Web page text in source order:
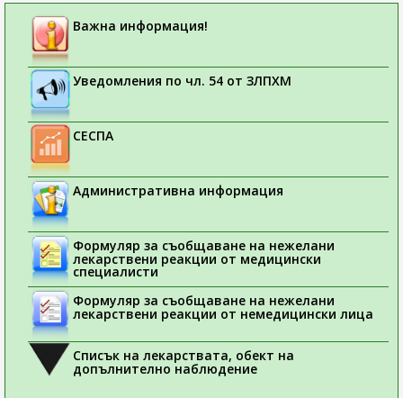
Важна информация!
Уведомления по чл. 54 от ЗЛПХМ
СЕСПА
Административна информация
Формуляр за съобщаване на нежелани
лекарствени реакции от медицински
специалисти
Формуляр за съобщаване на нежелани
лекарствени реакции от немедицински лица
Списък на лекарствата, обект на
допълнително наблюдение